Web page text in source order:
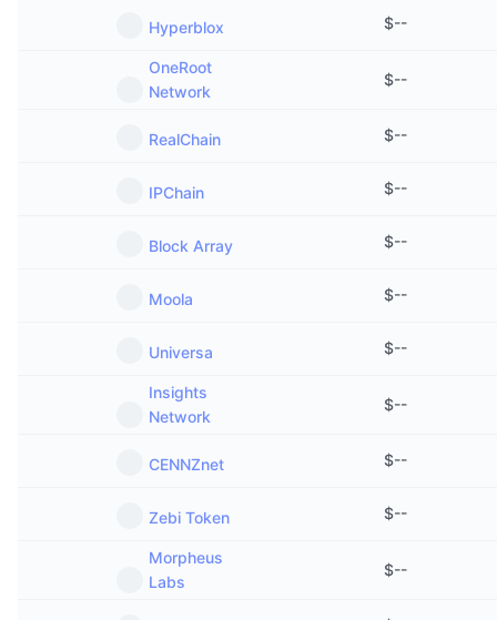
Hyperblox $--
OneRoot
Network
$--
RealChain $--
IPChain $--
Block Array $--
Moola $--
Universa $--
Insights
Network
$--
CENNZnet $--
Zebi Token $--
Morpheus
Labs
$--